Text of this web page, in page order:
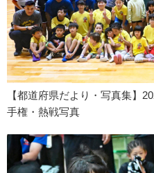
【都道府県だより・写真集】
手権・熱戦写真